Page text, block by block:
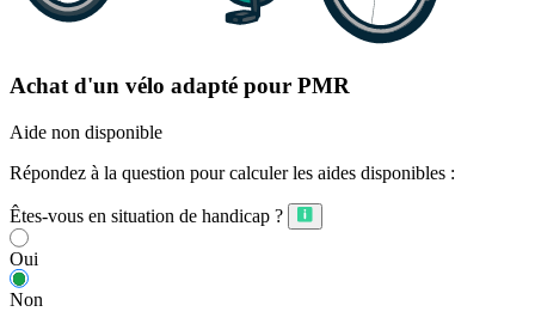
Achat d'un vélo adapté pour PMR
Aide non disponible
Répondez à la question pour calculer les aides disponibles :
Êtes-vous en situation de handicap ?
Oui
Non